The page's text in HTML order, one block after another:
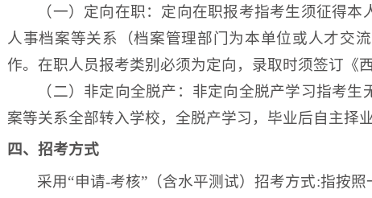
（一）定向在职：定向在职报考指考生须征得本
人事档案等关系（档案管理部门为本单位或人才交
作。在职人员报考类别必须为定向，录取时须签订《
（二）非定向全脱产：非定向全脱产学习指考
案等关系全部转入学校，全脱产学习，毕业后自主择业
四、 招考方式
采用“申请-考核”（含水平测试）招考方式:指按照